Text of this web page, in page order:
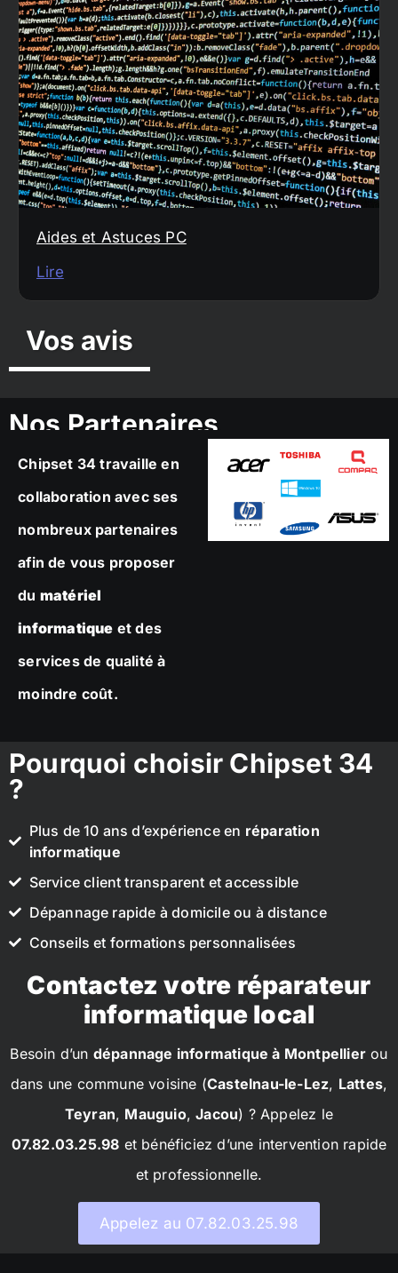
Aides et Astuces PC
Lire
Vos avis
Nos Partenaires
Chipset 34 travaille en
collaboration avec ses
nombreux partenaires
afin de vous proposer
du matériel
informatique et des
services de qualité à
moindre coût.
Pourquoi choisir Chipset 34
?
Plus de 10 ans d’expérience en réparation
informatique
Service client transparent et accessible
Dépannage rapide à domicile ou à distance
Conseils et formations personnalisées
Contactez votre réparateur
informatique local
Besoin d’un dépannage informatique à Montpellier ou
dans une commune voisine (Castelnau-le-Lez, Lattes,
Teyran, Mauguio,Jacou) ? Appelez le
07.82.03.25.98 et bénéficiez d’une intervention rapide
et professionnelle.
Appelez au 07.82.03.25.98